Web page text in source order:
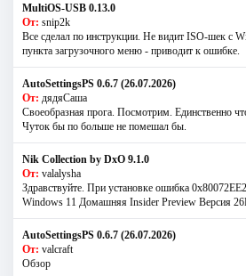
MultiOS-USB 0.13.0
От: snip2k
Все сделал по инструкции. Не видит ISO-шек с
пункта загрузочного меню - приводит к ошибке.
AutoSettingsPS 0.6.7 (26.07.2026)
От: дядяСаша
Своеобразная прога. Посмотрим. Единственно
Чуток бы по больше не помешал бы.
Nik Collection by DxO 9.1.0
От: valalysha
Здравствуйте. При установке ошибка
Windows 11 Домашняя Insider Preview Версия
AutoSettingsPS 0.6.7 (26.07.2026)
От: valcraft
Обзор